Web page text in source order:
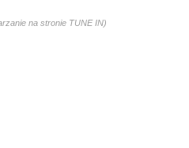
na stronie TUNE IN)